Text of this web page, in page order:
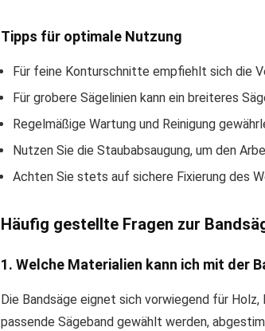
Tipps für optimale Nutzung
Für feine Konturschnitte empfiehlt sich die
Für grobere Sägelinien kann ein breiteres
Regelmäßige Wartung und Reinigung
Nutzen Sie die Staubabsaugung, um den
Achten Sie stets auf sichere Fixierung des
Häufig gestellte Fragen zur
1. Welche Materialien kann ich mit der
Die Bandsäge eignet sich vorwiegend für
passende Sägeband gewählt werden,